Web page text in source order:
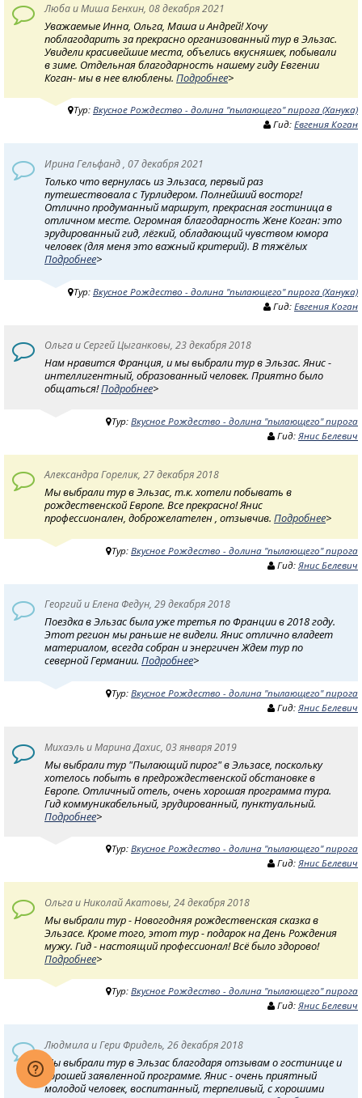
Люба и Миша Бенхин, 08 декабря 2021
Уважаемые Инна, Ольга, Маша и Андрей! Хочу
поблагодарить за прекрасно организованный тур в Эльзас.
Увидели красивейшие места, объелись вкусняшек, побывали
в зиме. Отдельная благодарность нашему гиду Евгении
Коган- мы в нее влюблены. Подробнее>
Тур: Вкусное Рождество - долина "пылающего" пирога (Ханука)
Гид: Евгения Коган
Ирина Гельфанд , 07 декабря 2021
Только что вернулась из Эльзаса, первый раз
путешествовала с Турлидером. Полнейший восторг!
Отлично продуманный маршрут, прекрасная гостиница в
отличном месте. Огромная благодарность Жене Коган: это
эрудированный гид, лёгкий, обладающий чувством юмора
человек (для меня это важный критерий). В тяжёлых
Подробнее>
Тур: Вкусное Рождество - долина "пылающего" пирога (Ханука)
Гид: Евгения Коган
Ольга и Сергей Цыганковы, 23 декабря 2018
Нам нравится Франция, и мы выбрали тур в Эльзас. Янис -
интеллигентный, образованный человек. Приятно было
общаться!Подробнее>
Тур: Вкусное Рождество - долина "пылающего" пирога
Гид: Янис Белевич
Александра Горелик, 27 декабря 2018
Мы выбрали тур в Эльзас, т.к. хотели побывать в
рождественской Европе. Все прекрасно! Янис
профессионален, доброжелателен , отзывчив. Подробнее>
Тур: Вкусное Рождество - долина "пылающего" пирога
Гид: Янис Белевич
Георгий и Елена Федун, 29 декабря 2018
Поездка в Эльзас была уже третья по Франции в 2018 году.
Этот регион мы раньше не видели. Янис отлично владеет
материалом, всегда собран и энергичен Ждем тур по
северной Германии. Подробнее>
Тур: Вкусное Рождество - долина "пылающего" пирога
Гид: Янис Белевич
Михаэль и Марина Дахис, 03 января 2019
Мы выбрали тур "Пылающий пирог" в Эльзасе, поскольку
хотелось побыть в предрождественской обстановке в
Европе. Отличный отель, очень хорошая программа тура.
Гид коммуникабельный, эрудированный, пунктуальный.
Подробнее>
Тур: Вкусное Рождество - долина "пылающего" пирога
Гид:Янис Белевич
Ольга и Николай Акатовы, 24 декабря 2018
Мы выбрали тур - Новогодняя рождественская сказка в
Эльзасе. Кроме того, этот тур - подарок на День Рождения
мужу. Гид - настоящий профессионал! Всё было здорово!
Подробнее>
Тур: Вкусное Рождество - долина "пылающего" пирога
Гид:Янис Белевич
Людмила и Гери Фридель, 26 декабря 2018
Мы выбрали тур в Эльзас благодаря отзывам о гостинице и
хорошей заявленной программе. Янис - очень приятный
молодой человек, воспитанный, терпеливый, с хорошими